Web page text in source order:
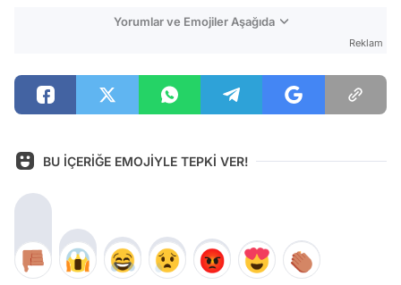
Yorumlar ve Emojiler Aşağıda
Reklam
BU İÇERİĞE EMOJİYLE TEPKİ VER!